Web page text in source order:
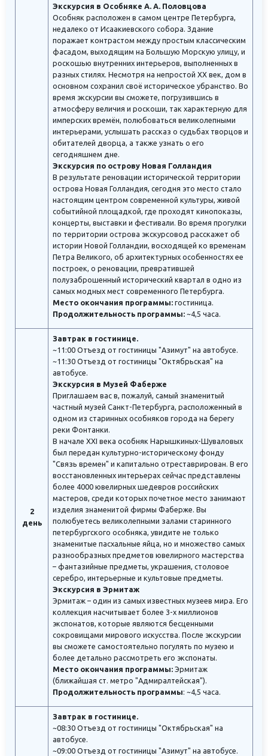
Экскурсия в Особняке А. А. Половцова
Особняк расположен в самом центре Петербурга,
недалеко от Исаакиевского собора. Здание
поражает контрастом между простым классическим
фасадом, выходящим на Большую Морскую улицу, и
роскошью внутренних интерьеров, выполненных в
разных стилях. Несмотря на непростой XX век, дом в
основном сохранил своё историческое убранство. Во
время экскурсии вы сможете, погрузившись в
атмосферу величия и роскоши, так характерную для
имперских времён, полюбоваться великолепными
интерьерами, услышать рассказ о судьбах творцов и
обитателей дворца, а также узнать о его
сегодняшнем дне.
Экскурсия по острову Новая Голландия
В результате реновации исторической территории
острова Новая Голландия, сегодня это место стало
настоящим центром современной культуры, живой
событийной площадкой, где проходят кинопоказы,
концерты, выставки и фестивали. Во время прогулки
по территории острова экскурсовод расскажет об
истории Новой Голландии, восходящей ко временам
Петра Великого, об архитектурных особенностях ее
построек, о реновации, превратившей
полузаброшенный исторический квартал в одно из
самых модных мест современного Петербурга.
Место окончания программы: гостиница.
Продолжительность программы: ~4,5 часа.
2
день
Завтрак в гостинице.
~11:00 Отъезд от гостиницы "Азимут" на автобусе.
~11:30 Отъезд от гостиницы "Октябрьская" на
автобусе.
Экскурсия в Музей Фаберже
Приглашаем вас в, пожалуй, самый знаменитый
частный музей Санкт-Петербурга, расположенный в
одном из старинных особняков города на берегу
реки Фонтанки.
В начале XXI века особняк Нарышкиных-Шуваловых
был передан культурно-историческому фонду
"Связь времен" и капитально отреставрирован. В его
восстановленных интерьерах сейчас представлены
более 4000 ювелирных шедевров российских
мастеров, среди которых почетное место занимают
изделия знаменитой фирмы Фаберже. Вы
полюбуетесь великолепными залами старинного
петербургского особняка, увидите не только
знаменитые пасхальные яйца, но и множество самых
разнообразных предметов ювелирного мастерства
– фантазийные предметы, украшения, столовое
серебро, интерьерные и культовые предметы.
Экскурсия в Эрмитаж
Эрмитаж – один из самых известных музеев мира. Его
коллекция насчитывает более 3-х миллионов
экспонатов, которые являются бесценными
сокровищами мирового искусства. После экскурсии
вы сможете самостоятельно погулять по музею и
более детально рассмотреть его экспонаты.
Место окончания программы: Эрмитаж
(ближайшая ст. метро "Адмиралтейская").
Продолжительность программы: ~4,5 часа.
Завтрак в гостинице.
~08:30 Отъезд от гостиницы "Октябрьская" на
автобусе.
~09:00 Отъезд от гостиницы "Азимут" на автобусе.